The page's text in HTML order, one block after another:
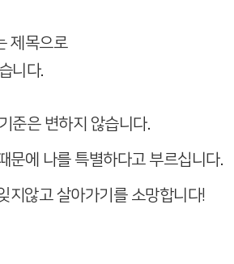
제목으로
니다.
준은 변하지 않습니다.
문에 나를 특별하다고 부르십니다.
지않고 살아가기를 소망합니다!